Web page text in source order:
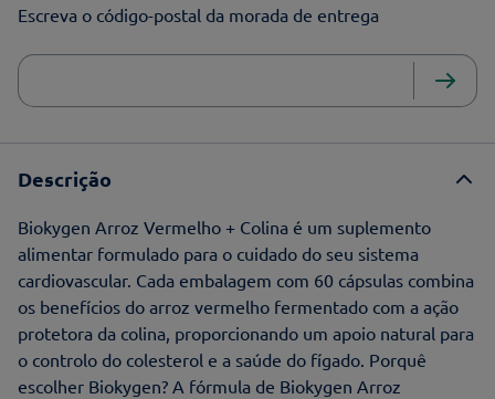
Escreva o código-postal da morada de entrega
Descrição
Biokygen Arroz Vermelho + Colina é um suplemento
alimentar formulado para o cuidado do seu sistema
cardiovascular. Cada embalagem com 60 cápsulas combina
os benefícios do arroz vermelho fermentado com a ação
protetora da colina, proporcionando um apoio natural para
o controlo do colesterol e a saúde do fígado. Porquê
escolher Biokygen? A fórmula de Biokygen Arroz